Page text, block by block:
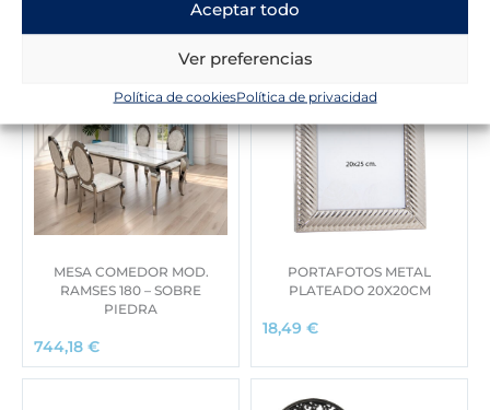
Aceptar todo
Ver preferencias
Política de cookiesPolítica de privacidad
MESA COMEDOR MOD.
RAMSES 180 – SOBRE
PIEDRA
744,18 €
PORTAFOTOS METAL
PLATEADO 20X20CM
18,49 €